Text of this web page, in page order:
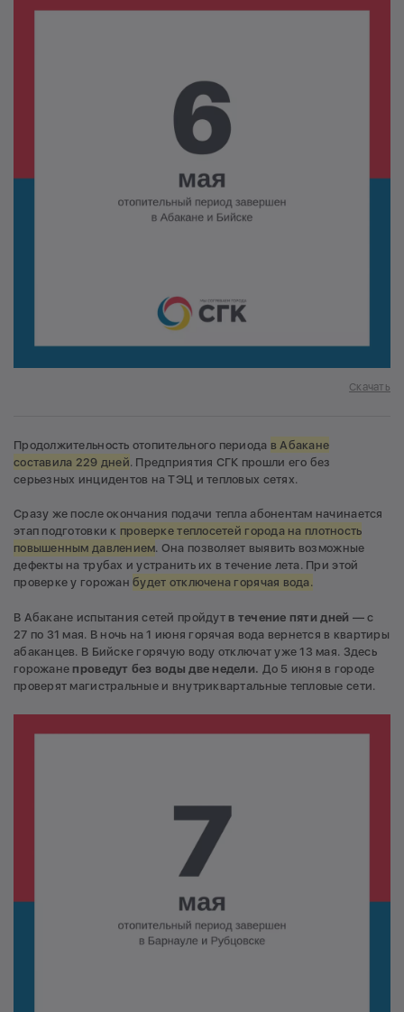
Скачать
Продолжительность отопительного периода в Абакане
составила 229 дней. Предприятия СГК прошли его без
серьезных инцидентов на ТЭЦ и тепловых сетях.
Сразу же после окончания подачи тепла абонентам начинается
этап подготовки к проверке теплосетей города на плотность
повышенным давлением. Она позволяет выявить возможные
дефекты на трубах и устранить их в течение лета. При этой
проверке у горожанбудет отключена горячая вода.
В Абакане испытания сетей пройдут в течение пяти дней — с
27 по 31 мая. В ночь на 1 июня горячая вода вернется в квартиры
абаканцев. В Бийске горячую воду отключат уже 13 мая. Здесь
горожане проведут без воды две недели. До 5 июня в городе
проверят магистральные и внутриквартальные тепловые сети.